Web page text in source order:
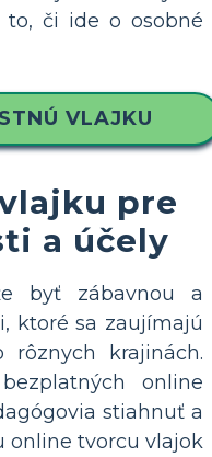
či ide o osobné
VLAJKU
pre
a účely
byť zábavnou a
ktoré sa zaujímajú
krajinách.
online
stiahnuť a
online tvorcu vlajok